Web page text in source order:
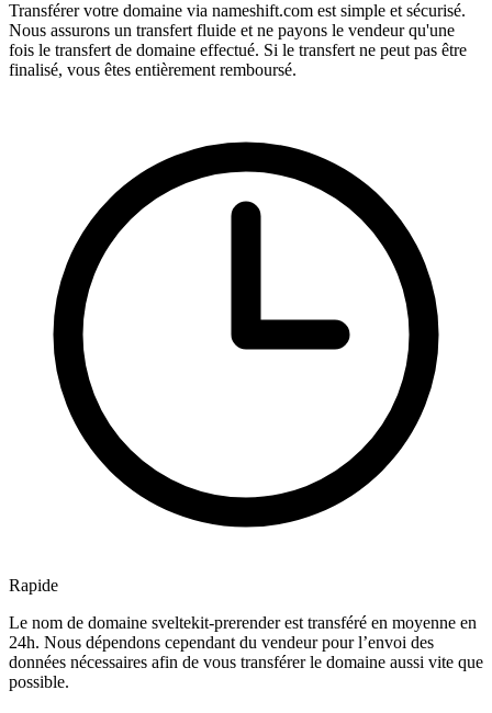
Transférer votre domaine via nameshift.com est simple et sécurisé.
Nous assurons un transfert fluide et ne payons le vendeur qu'une
fois le transfert de domaine effectué. Si le transfert ne peut pas être
finalisé, vous êtes entièrement remboursé.
Rapide
Le nom de domaine sveltekit-prerender est transféré en moyenne en
24h. Nous dépendons cependant du vendeur pour l’envoi des
données nécessaires afin de vous transférer le domaine aussi vite que
possible.